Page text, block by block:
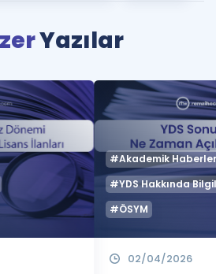
Yazılar
#Akademik
#YDS Hakkında
#ÖSYM
02/04/2026